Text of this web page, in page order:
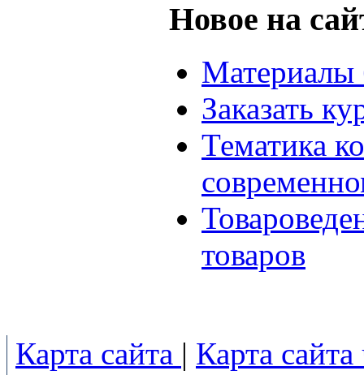
Новое на
Материалы
Заказать
Тематика
товаров
Карта сайта | Карта сайта